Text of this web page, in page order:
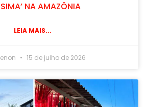
NA AMAZÔNIA
LEIA MAIS...
15 de julho de 2026